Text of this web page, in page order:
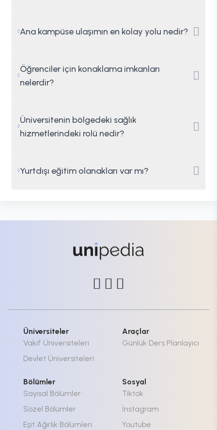
Ana kampüse ulaşımın en kolay yolu nedir?
Öğrenciler için konaklama imkanları
nelerdir?
Üniversitenin bölgedeki sağlık
hizmetlerindeki rolü nedir?
Yurtdışı eğitim olanakları var mı?
Üniversiteler
Vakıf Üniversiteleri
Devlet Üniversiteleri
Araçlar
Günlük Ders Planlayıcı
Bölümler
Sayısal Bölümler
Sözel Bölümler
Eşit Ağırlık Bölümleri
Sosyal
Tiktok
İnstagram
Youtube